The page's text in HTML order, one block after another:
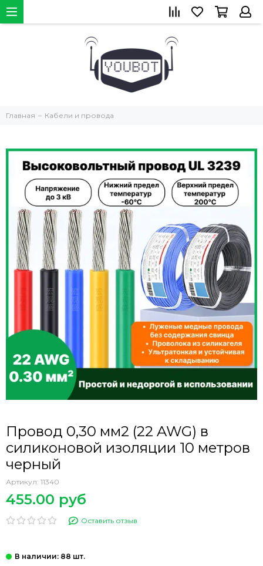
Главная Кабели и провода
Провод 0,30 мм2 (22 AWG) в
силиконовой изоляции 10 метров
черный
Артикул: 11340
455.00 руб
Оставить отзыв
: 88 шт.